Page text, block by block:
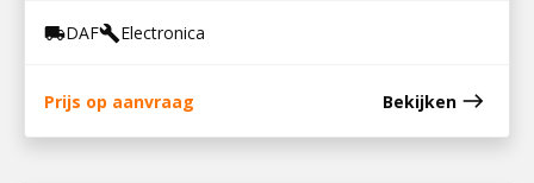
local_shippingDAFbuildElectronica
Prijs op aanvraag Bekijken east